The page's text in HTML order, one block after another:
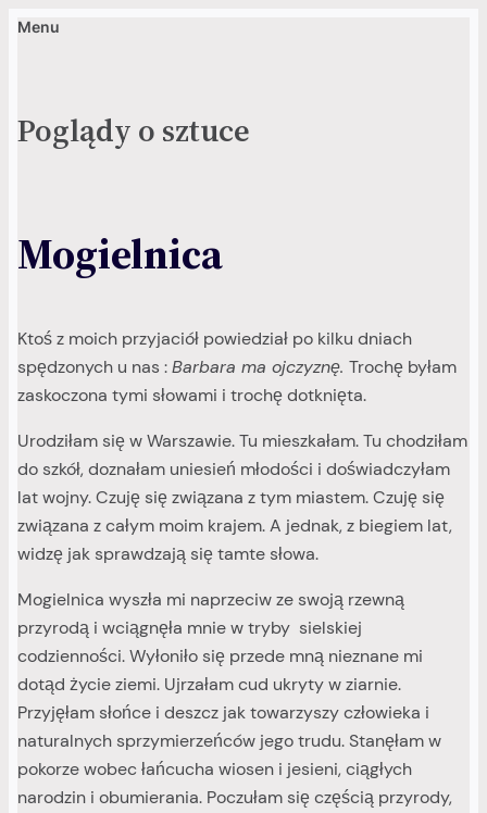
Przejdź
Menu
Poglądy o sztuce
Mogielnica
Ktoś z moich przyjaciół powiedział po kilku dniach
spędzonych u nas :Barbara ma ojczyznę. Trochę byłam
zaskoczona tymi słowami i trochę dotknięta.
Urodziłam się w Warszawie. Tu mieszkałam. Tu chodziłam
do szkół, doznałam uniesień młodości i doświadczyłam
lat wojny. Czuję się związana z tym miastem. Czuję się
związana z całym moim krajem. A jednak, z biegiem lat,
widzę jak sprawdzają się tamte słowa.
Mogielnica wyszła mi naprzeciw ze swoją rzewną
przyrodą i wciągnęła mnie w tryby sielskiej
codzienności. Wyłoniło się przede mną nieznane mi
dotąd życie ziemi. Ujrzałam cud ukryty w ziarnie.
Przyjęłam słońce i deszcz jak towarzyszy człowieka i
naturalnych sprzymierzeńców jego trudu. Stanęłam w
pokorze wobec łańcucha wiosen i jesieni, ciągłych
narodzin i obumierania. Poczułam się częścią przyrody,